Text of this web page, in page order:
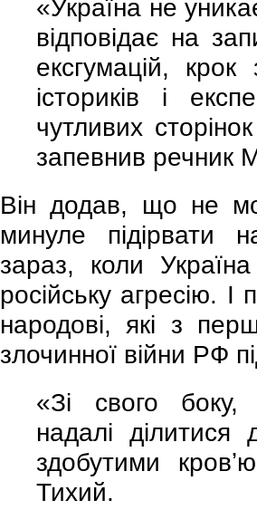
«Україна не
відповідає на
ексгумацій,
істориків і
чутливих
запевнив речник
Він додав, що не
минуле підірвати
зараз, коли
російську агресію.
народові, які з
злочинної війни РФ
«Зі свого боку,
надалі ділитися
здобутими
Тихий.